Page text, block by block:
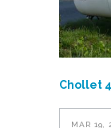
Chollet
MAR 19,